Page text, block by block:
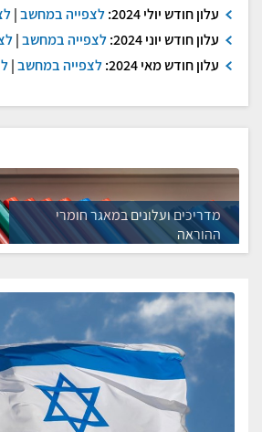
עלון חודש יולי 2024:
לצפייה במחשב|
עלון חודש יוני 2024:
לצפייה במחשב|
עלון חודש מאי 2024:
לצפייה במחשב|
מדריכים ועלונים במאגר חומרי
ההוראה